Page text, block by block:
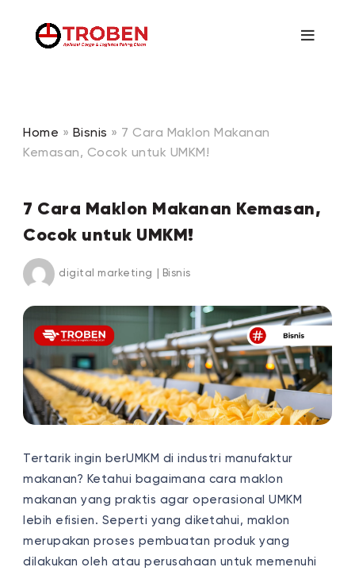
Home » Bisnis » 7 Cara Maklon Makanan
Kemasan, Cocok untuk UMKM!
7 Cara Maklon Makanan Kemasan,
Cocok untuk UMKM!
digital marketing Bisnis
Tertarik ingin berUMKM di industri manufaktur
makanan? Ketahui bagaimana cara maklon
makanan yang praktis agar operasional UMKM
lebih efisien. Seperti yang diketahui, maklon
merupakan proses pembuatan produk yang
dilakukan oleh atau perusahaan untuk memenuhi